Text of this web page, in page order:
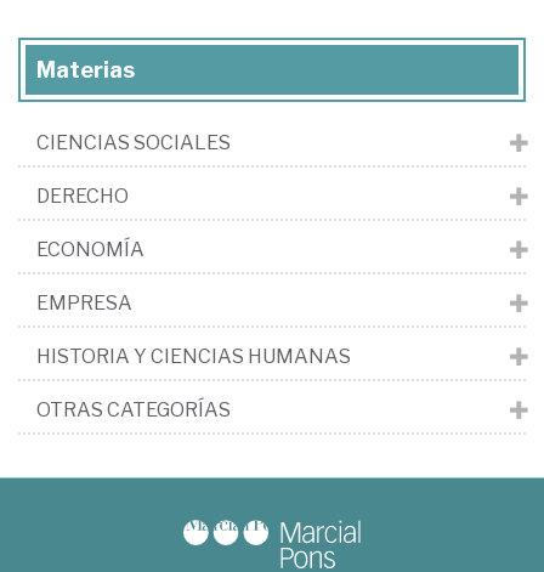
Materias
CIENCIAS SOCIALES
DERECHO
ECONOMÍA
EMPRESA
HISTORIA Y CIENCIAS HUMANAS
OTRAS CATEGORÍAS